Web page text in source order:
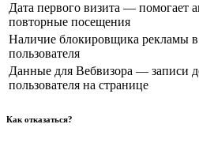
Дата первого визита — помогает
повторные посещения
Наличие блокировщика рекламы в
пользователя
Данные для Вебвизора — записи
пользователя на странице
Как отказаться?